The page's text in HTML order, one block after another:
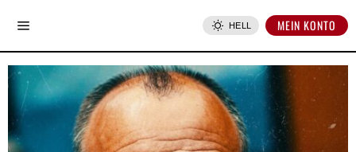
HELL MEIN KONTO